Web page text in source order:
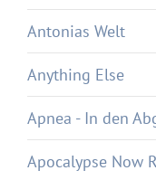
Antonias Welt
Anything Else
Apnea - In den
Apocalypse Now